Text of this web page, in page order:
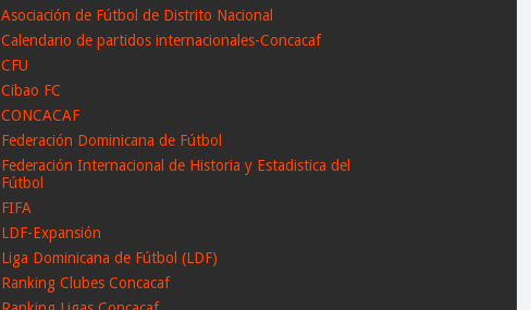
Asociación de Fútbol de Distrito Nacional
Calendario de partidos internacionales-Concacaf
CFU
Cibao FC
CONCACAF
Federación Dominicana de Fútbol
Federación Internacional de Historia y Estadistica del
Fútbol
FIFA
LDF-Expansión
Liga Dominicana de Fútbol (LDF)
Ranking Clubes Concacaf